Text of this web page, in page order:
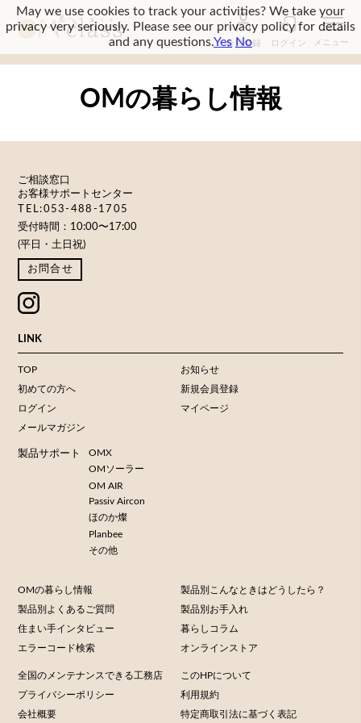
会員登録 ログイン
OMの暮らし情報
ご相談窓口
お客様サポートセンター
TEL:053-488-1705
受付時間：10:00〜17:00
(平日・土日祝)
お問合せ
LINK
TOP
お知らせ
初めての方へ
新規会員登録
ログイン
マイページ
メールマガジン
製品サポート
OMX
OMソーラー
OM AIR
Passiv Aircon
ほのか燦
Planbee
その他
OMの暮らし情報
製品別こんなときはどうしたら？
製品別よくあるご質問
製品別お手入れ
住まい手インタビュー
暮らしコラム
エラーコード検索
オンラインストア
全国のメンテナンスできる工務店
このHPについて
プライバシーポリシー
利用規約
会社概要
特定商取引法に基づく表記
May we use cookies to track your activities? We take your
privacy very seriously. Please see our privacy policy for details
and any questions.Yes No